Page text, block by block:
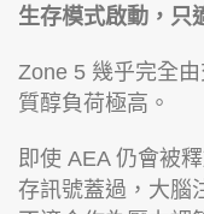
生存模式啟動，只
Zone 5 幾乎完全
質醇負荷極高。
即使 AEA 仍會被
存訊號蓋過，大腦